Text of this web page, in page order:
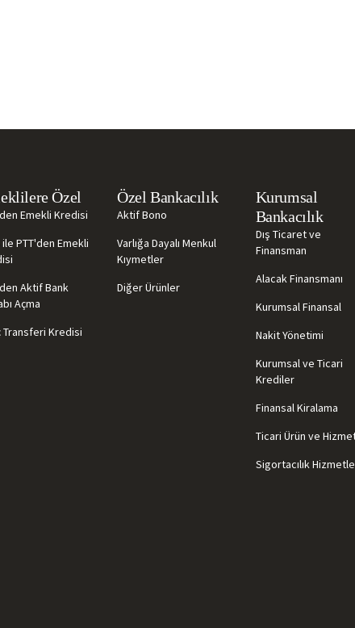
Özel
Emekli Kredisi
ile PTT'den Emekli
Aktif Bank
Açma
Transferi Kredisi
Özel Bankacılık
Aktif Bono
Varlığa Dayalı Menkul
Kıymetler
Diğer Ürünler
Kurumsal
Bankacılık
Dış Ticaret ve
Finansman
Alacak Finansmanı
Kurumsal Finansal
Nakit Yönetimi
Kurumsal ve Ticari
Krediler
Finansal Kiralama
Ticari Ürün ve
Sigortacılık